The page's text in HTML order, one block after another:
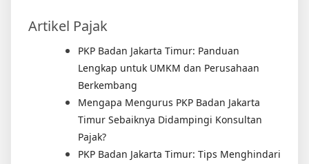
Artikel Pajak
PKP Badan Jakarta Timur: Panduan
Lengkap untuk UMKM dan Perusahaan
Berkembang
Mengapa Mengurus PKP Badan Jakarta
Timur Sebaiknya Didampingi Konsultan
Pajak?
PKP Badan Jakarta Timur: Tips Menghindari